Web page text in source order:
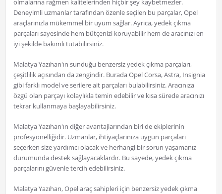
olmalarına rağmen kalitelerinden hiçbir şey kaybetmezler.
Deneyimli uzmanlar tarafından özenle seçilen bu parçalar, Opel
araçlarınızla mükemmel bir uyum sağlar. Ayrıca, yedek çıkma
parçaları sayesinde hem bütçenizi koruyabilir hem de aracınızı en
iyi şekilde bakımlı tutabilirsiniz.
Malatya Yazıhan'ın sunduğu benzersiz yedek çıkma parçaları,
çeşitlilik açısından da zengindir. Burada Opel Corsa, Astra, Insignia
gibi farklı model ve serilere ait parçaları bulabilirsiniz. Aracınıza
özgü olan parçayı kolaylıkla temin edebilir ve kısa sürede aracınızı
tekrar kullanmaya başlayabilirsiniz.
Malatya Yazıhan'ın diğer avantajlarından biri de ekiplerinin
profesyonelliğidir. Uzmanlar, ihtiyaçlarınıza uygun parçaları
seçerken size yardımcı olacak ve herhangi bir sorun yaşamanız
durumunda destek sağlayacaklardır. Bu sayede, yedek çıkma
parçalarını güvenle tercih edebilirsiniz.
Malatya Yazıhan, Opel araç sahipleri için benzersiz yedek çıkma